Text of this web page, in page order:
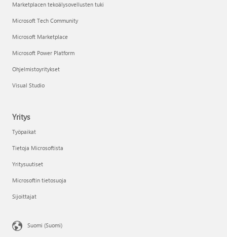
Marketplacen tekoälysovellusten tuki
Microsoft Tech Community
Microsoft Marketplace
Microsoft Power Platform
Ohjelmistoyritykset
Visual Studio
Yritys
Työpaikat
Tietoja Microsoftista
Yritysuutiset
Microsoftin tietosuoja
Sijoittajat
Suomi (Suomi)